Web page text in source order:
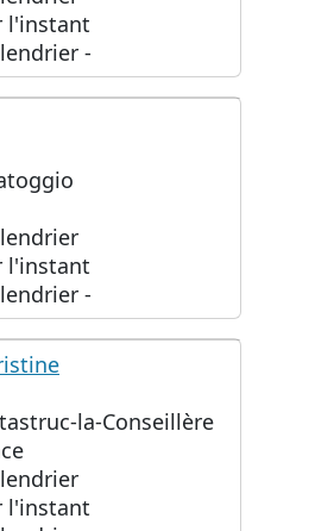
l'instant
-
l'instant
-
la-Conseillère
l'instant